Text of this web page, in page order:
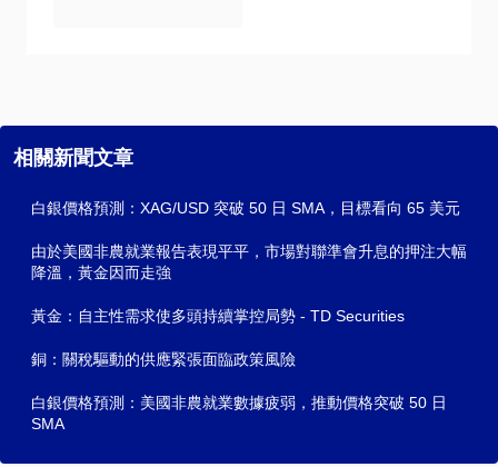
相關新聞文章
白銀價格預測：XAG/USD 突破 50 日 SMA，目標看向 65 美元
由於美國非農就業報告表現平平，市場對聯準會升息的押注大幅
降溫，黃金因而走強
黃金：自主性需求使多頭持續掌控局勢 - TD Securities
銅：關稅驅動的供應緊張面臨政策風險
白銀價格預測：美國非農就業數據疲弱，推動價格突破 50 日
SMA